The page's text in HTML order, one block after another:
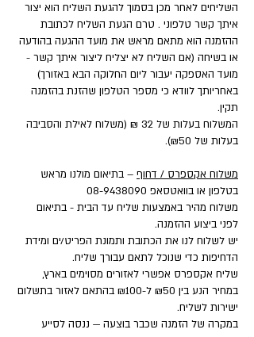
השליחים לאחר מכן בסמוך להגעת השליח הוא יצור
איתך קשר טלפוני . טרם הגעת השליח לכתובת
ההזמנה הוא מתאם מראש את מועד ההגעה בהודעה
או בשיחה (אם השליח לא יצליח ליצור איתך קשר -
מועד האספקה יעבור ליום החלוקה הבא באזורך)
באחריותך לוודא כי מספר הטלפון שהזנת בהזמנה
תקין.
המשלוח בעלות של 32 ₪ (משלוח לאילת והסביבה
בעלות של ₪50).
משלוח אקספרס / דחוף – בתיאום מולנו מראש
בטלפון או בוואטסאפ 08-9438090
משלוח מהיר באמצעות שליח עד הבית - בתיאום
לפני ביצוע ההזמנה.
יש לשלוח לנו את הכתובת ותמונת הפריט/ים ומידת
הדחיפות כדי שנוכל לתאם עבורך שליח.
שליח אקספרס אפשרי לאזורים מסוימים בארץ,
במחיר הנע בין ₪50 ל-₪100 בהתאם לאזור בתשלום
ישירות לשליח.
במקרה של הזמנה שכבר בוצעה — ננסה לסייע